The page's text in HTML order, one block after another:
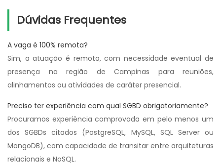
Dúvidas Frequentes
A vaga é 100% remota?
Sim, a atuação é remota, com necessidade eventual de
presença na região de Campinas para reuniões,
alinhamentos ou atividades de caráter presencial.
Preciso ter experiência com qual SGBD obrigatoriamente?
Procuramos experiência comprovada em pelo menos um
dos SGBDs citados (PostgreSQL, MySQL, SQL Server ou
MongoDB), com capacidade de transitar entre arquiteturas
relacionais e NoSQL.